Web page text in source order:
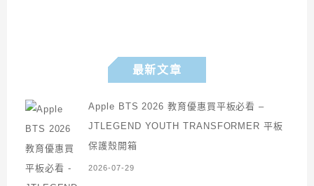
最新文章
Apple BTS 2026 教育優惠買平板必看 –
JTLEGEND YOUTH TRANSFORMER 平板
保護殼開箱
2026-07-29